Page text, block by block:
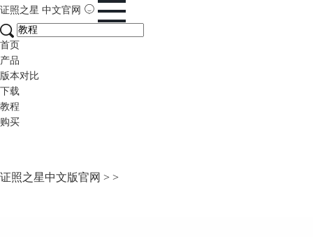
证照之星 中文官网
首页
产品
版本对比
下载
教程
购买
证照之星中文版官网 > >